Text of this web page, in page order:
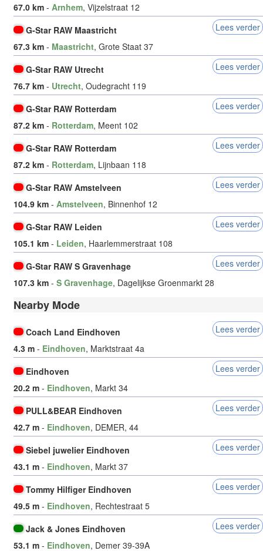
67.0 km - Arnhem, Vijzelstraat 12
G-Star RAW Maastricht
Lees verder
67.3 km - Maastricht, Grote Staat 37
G-Star RAW Utrecht
Lees verder
76.7 km - Utrecht, Oudegracht 119
G-Star RAW Rotterdam
Lees verder
87.2 km - Rotterdam, Meent 102
G-Star RAW Rotterdam
Lees verder
87.2 km - Rotterdam, Lijnbaan 118
G-Star RAW Amstelveen
Lees verder
104.9 km - Amstelveen, Binnenhof 12
G-Star RAW Leiden
Lees verder
105.1 km - Leiden, Haarlemmerstraat 108
G-Star RAW S Gravenhage
Lees verder
107.3 km - S Gravenhage, Dagelijkse Groenmarkt 28
Nearby Mode
Coach Land Eindhoven
Lees verder
4.3 m - Eindhoven, Marktstraat 4a
Eindhoven
Lees verder
20.2 m - Eindhoven, Markt 34
PULL&BEAR Eindhoven
Lees verder
42.7 m - Eindhoven, DEMER, 44
Siebel juwelier Eindhoven
Lees verder
43.1 m - Eindhoven, Markt 37
Tommy Hilfiger Eindhoven
Lees verder
49.5 m - Eindhoven, Rechtestraat 5
Jack & Jones Eindhoven
Lees verder
53.1 m - Eindhoven, Demer 39-39A